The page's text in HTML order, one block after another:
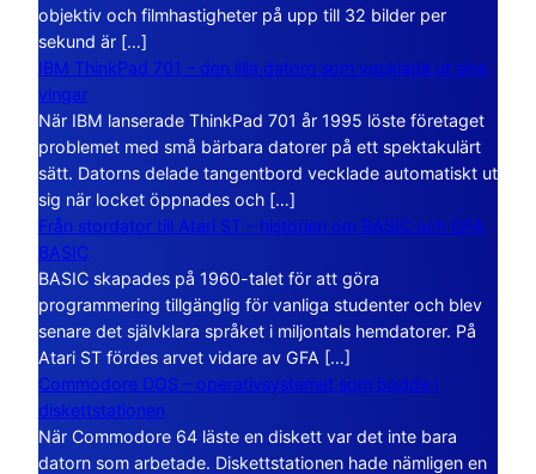
objektiv och filmhastigheter på upp till 32 bilder per
sekund är […]
IBM ThinkPad 701 – den lilla datorn som vecklade ut sina
vingar
När IBM lanserade ThinkPad 701 år 1995 löste företaget
problemet med små bärbara datorer på ett spektakulärt
sätt. Datorns delade tangentbord vecklade automatiskt ut
sig när locket öppnades och […]
Från stordator till Atari ST – historien om BASIC och GFA
BASIC
BASIC skapades på 1960-talet för att göra
programmering tillgänglig för vanliga studenter och blev
senare det självklara språket i miljontals hemdatorer. På
Atari ST fördes arvet vidare av GFA […]
Commodore DOS – operativsystemet som bodde i
diskettstationen
När Commodore 64 läste en diskett var det inte bara
datorn som arbetade. Diskettstationen hade nämligen en